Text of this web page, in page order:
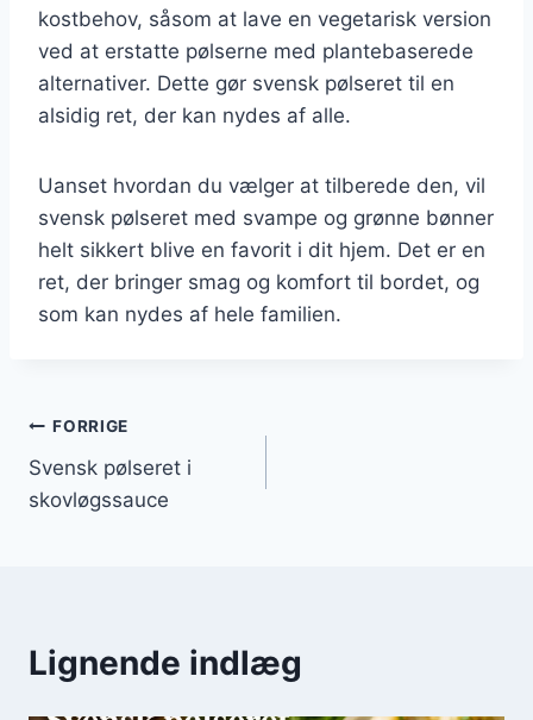
kostbehov, såsom at lave en vegetarisk version
ved at erstatte pølserne med plantebaserede
alternativer. Dette gør svensk pølseret til en
alsidig ret, der kan nydes af alle.
Uanset hvordan du vælger at tilberede den, vil
svensk pølseret med svampe og grønne bønner
helt sikkert blive en favorit i dit hjem. Det er en
ret, der bringer smag og komfort til bordet, og
som kan nydes af hele familien.
Indlægsnavigation
FORRIGE
Svensk pølseret i
skovløgssauce
Lignende indlæg